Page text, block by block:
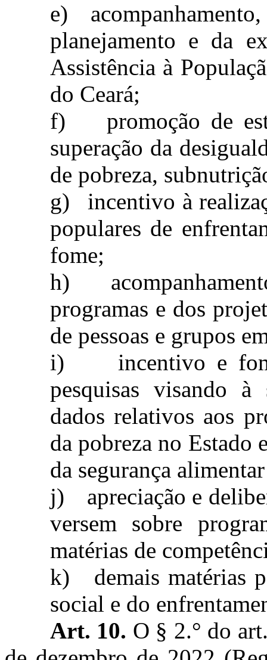
e)
planejamento e da
Assistência à
do Ceará;
f)
promoção de
superação da
de pobreza,
g)
incentivo à
populares de
fome;
h)
programas e dos
de pessoas e grupos
i)
incentivo e
pesquisas visando à
dados relativos aos
da pobreza no Estado
da segurança
j)
apreciação e
versem sobre
matérias de
k)
demais matérias
social e do
Art. 10. O § 2.° do